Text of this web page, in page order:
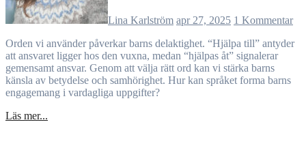
Lina Karlström apr 27, 2025 1 Kommentar
Orden vi använder påverkar barns delaktighet. “Hjälpa till” antyder
att ansvaret ligger hos den vuxna, medan “hjälpas åt” signalerar
gemensamt ansvar. Genom att välja rätt ord kan vi stärka barns
känsla av betydelse och samhörighet. Hur kan språket forma barns
engagemang i vardagliga uppgifter?
Läs mer...